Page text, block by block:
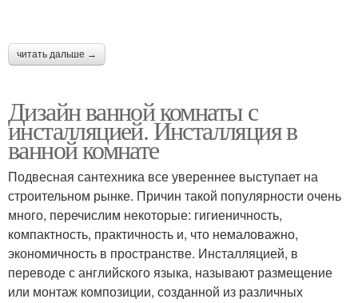
читать дальше →
Дизайн ванной комнаты с
инсталляцией. Инсталляция в
ванной комнате
Подвесная сантехника все увереннее выступает на
строительном рынке. Причин такой популярности очень
много, перечислим некоторые: гигиеничность,
компактность, практичность и, что немаловажно,
экономичность в пространстве. Инсталляцией, в
переводе с английского языка, называют размещение
или монтаж композиции, созданной из различных